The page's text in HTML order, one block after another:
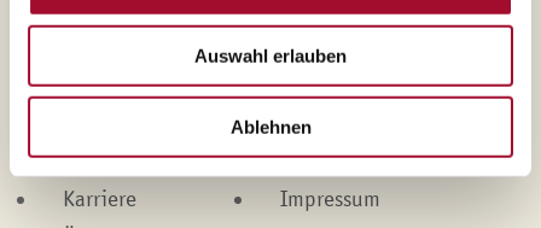
Auswahl erlauben
Ablehnen
Martin Braun-Gruppe
Produkte
Kontakt
Datenschutz
Leistungen
Cookies
Karriere
Impressum